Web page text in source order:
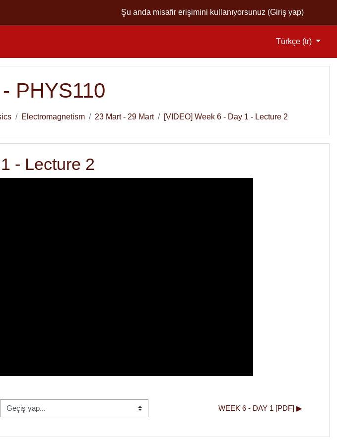
Şu anda misafir erişimini kullanıyorsunuz (Giriş yap)
Türkçe ‎(tr)‎
PHYS110
Electromagnetism 23 Mart - 29 Mart [VIDEO] Week 6 - Day 1 - Lecture 2
- Lecture 2
yap... WEEK 6 - DAY 1 [PDF] ▶︎